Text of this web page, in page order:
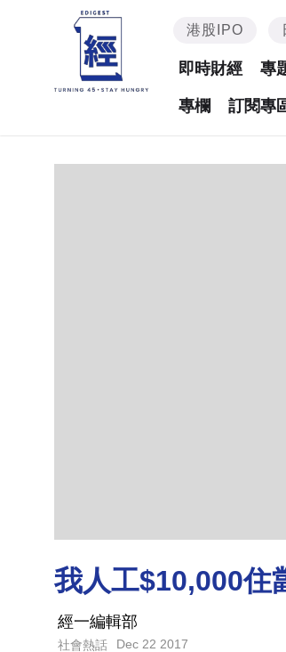
港股IPO
即時財經 專
專欄 訂閱專
我人工$10,000住
經一編輯部
社會熱話 Dec 22 2017